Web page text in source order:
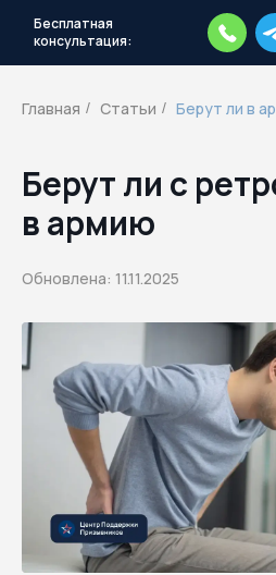
Бесплатная
консультация:
Главная / Статьи / Берут ли в
Берут ли с
в армию
Обновлена: 11.11.2025
каждый день.
действий